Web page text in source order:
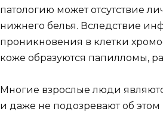
патологию может отсутствие
нижнего белья. Вследствие
проникновения в клетки
коже образуются папилломы,
Многие взрослые люди
и даже не подозревают об